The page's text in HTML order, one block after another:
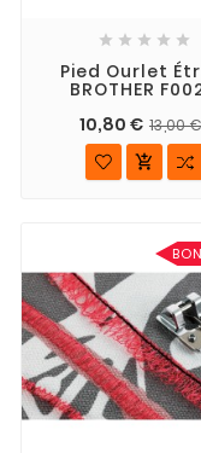
    
Pied Ourlet
BROTHER
10,80 € 13,00 €
